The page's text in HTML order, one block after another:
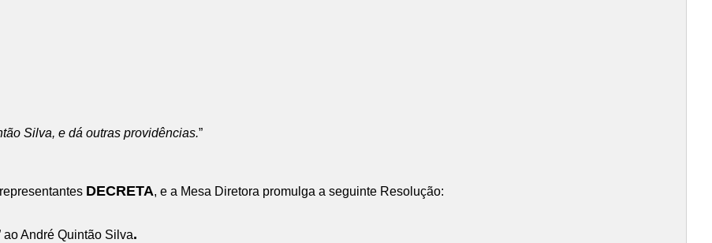
Silva, e dá outras providências.”
DECRETA, e a Mesa Diretora promulga a seguinte Resolução:
ao André Quintão Silva.